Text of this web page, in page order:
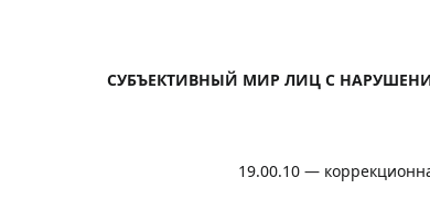
СУБЪЕКТИВНЫЙ МИР ЛИЦ С
19.00.10 —